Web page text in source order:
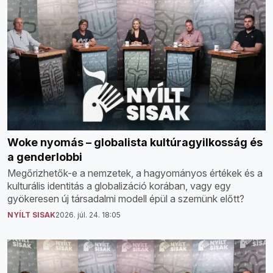
Woke nyomás – globalista kultúragyilkosság és
a genderlobbi
Megőrizhetők-e a nemzetek, a hagyományos értékek és a
kulturális identitás a globalizáció korában, vagy egy
gyökeresen új társadalmi modell épül a szemünk előtt?
NYÍLT SISAK2026. júl. 24. 18:05